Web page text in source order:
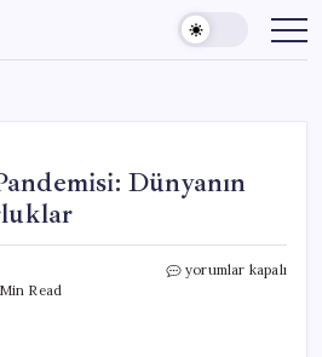
Dünyanın
Read
Küresel
yorumlar kapalı